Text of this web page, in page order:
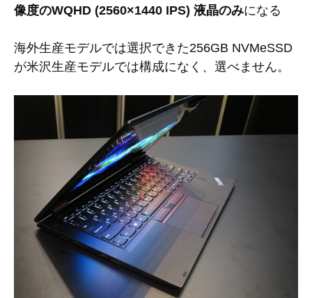
像度のWQHD (2560×1440 IPS) 液晶のみになる
海外生産モデルでは選択できた256GB NVMeSSD
が米沢生産モデルでは構成になく、選べません。